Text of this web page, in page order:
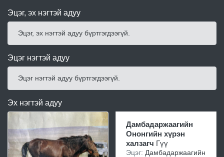
Эцэг, эх нэгтэй адуу
Эцэг, эх нэгтэй адуу бүртгэгдээгүй.
Эцэг нэгтэй адуу
Эцэг нэгтэй адуу бүртгэгдээгүй.
Эх нэгтэй адуу
Дамбадаржаагийн
Ононгийн хүрэн
халзагч Гүү
Эцэг: Дамбадаржаагийн